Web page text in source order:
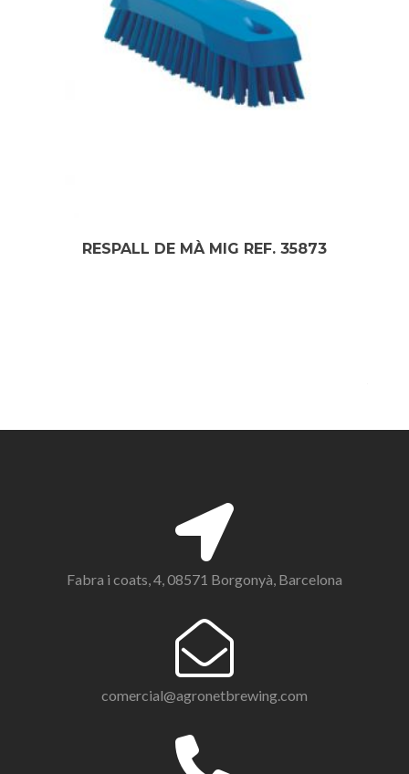
RESPALL DE MÀ MIG REF. 35873
Fabra i coats, 4, 08571 Borgonyà, Barcelona
comercial@agronetbrewing.com